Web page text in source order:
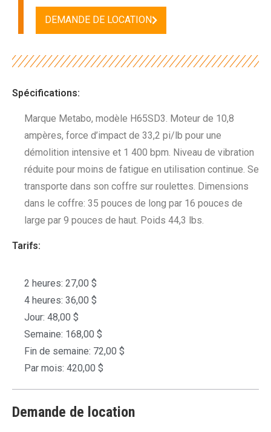
DEMANDE DE LOCATION
Spécifications:
Marque Metabo, modèle H65SD3. Moteur de 10,8
ampères, force d’impact de 33,2 pi/lb pour une
démolition intensive et 1 400 bpm. Niveau de vibration
réduite pour moins de fatigue en utilisation continue. Se
transporte dans son coffre sur roulettes. Dimensions
dans le coffre: 35 pouces de long par 16 pouces de
large par 9 pouces de haut. Poids 44,3 lbs.
Tarifs:
2 heures: 27,00 $
4 heures: 36,00 $
Jour: 48,00 $
Semaine: 168,00 $
Fin de semaine: 72,00 $
Par mois: 420,00 $
Demande de location